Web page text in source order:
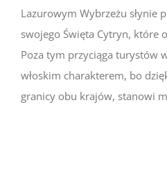
Lazurowym Wybrzeżu słynie
swojego Święta Cytryn, które
Poza tym przyciąga turystów
włoskim charakterem, bo
granicy obu krajów, stanowi